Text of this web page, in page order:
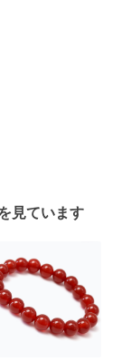
見ています